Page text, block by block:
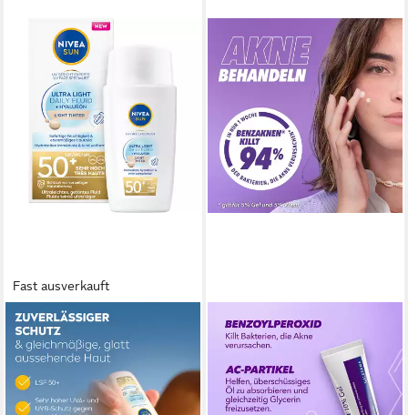
Fast ausverkauft
NIVEA SUN
Gesichtspflege UV Gesicht
Experte Ultra Light Daily Fluid
Heller Hauttyp LSF 50+, 1-tlg.
13,99 €
BENZAKNEN
Tagescreme 10% Gel, 15g,
Mittel gegen Pickel und
Mitesser bei schwerer Akne
Befreit Poren und reduziert